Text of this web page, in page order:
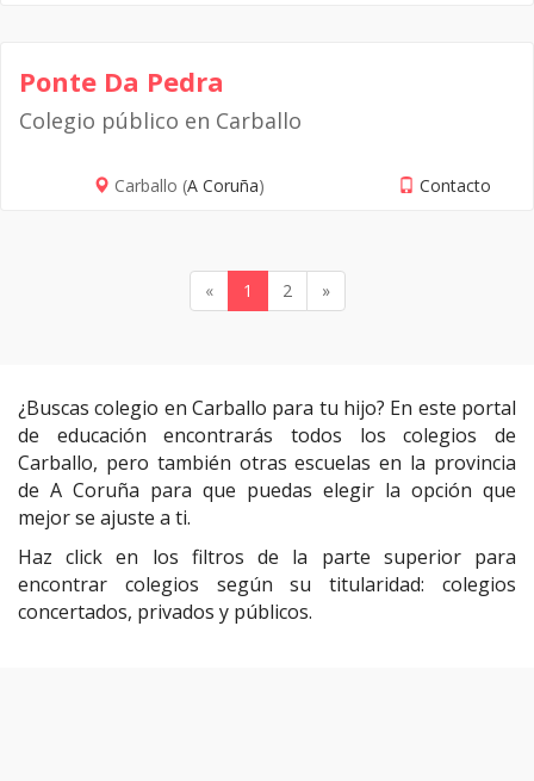
Ponte Da Pedra
Colegio público en Carballo
Carballo (A Coruña) Contacto
« 1 2 »
¿Buscas colegio en Carballo para tu hijo? En este portal
de educación encontrarás todos los colegios de
Carballo, pero también otras escuelas en la provincia
de A Coruña para que puedas elegir la opción que
mejor se ajuste a ti.
Haz click en los filtros de la parte superior para
encontrar colegios según su titularidad: colegios
concertados, privados y públicos.